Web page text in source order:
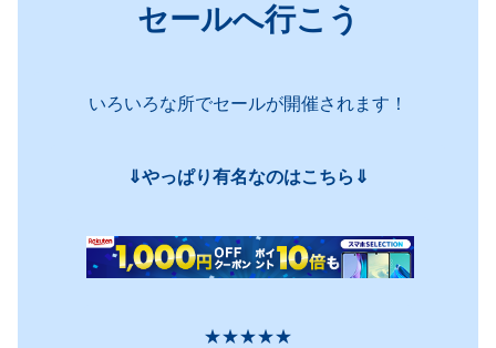
セールへ行こう
いろいろな所でセールが開催されます！
⇓やっぱり有名なのはこちら⇓
★★★★★